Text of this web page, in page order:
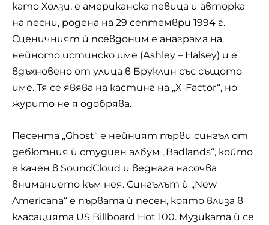
като Холзи, е американска певица и авторка
на песни, родена на 29 септември 1994 г.
Сценичният ѝ псевдоним е анаграма на
нейното истинско име (Аshley – Halsey) и е
вдъхновено от улица в Бруклин със същото
име. Тя се явява на кастинг на „X-Factor“, но
журито не я одобрява.
Песента „Ghost“ е нейният първи сингъл от
дебютния ѝ студиен албум „Badlands“, който
е качен в SoundCloud и веднага насочва
вниманието към нея. Сингълът ѝ „New
Americana“ е първата ѝ песен, която влиза в
класацията US Billboard Hot 100. Музиката ѝ се